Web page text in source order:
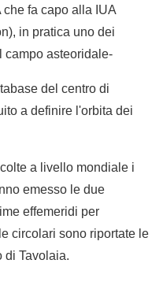
fa capo alla IUA
in pratica uno dei
campo asteoridale-
del centro di
a definire l'orbita dei
a livello mondiale i
emesso le due
effemeridi per
circolari sono riportate le
di Tavolaia.